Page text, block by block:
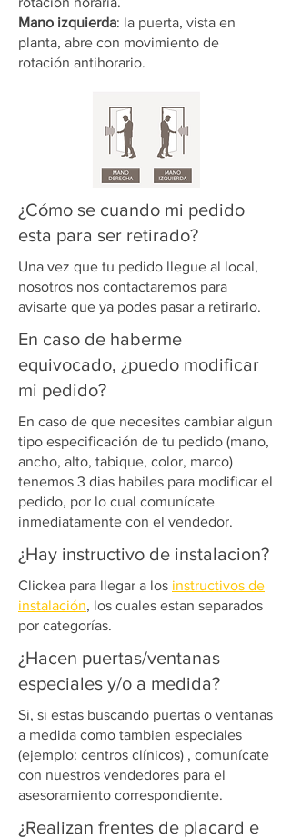
Mano izquierda: la puerta, vista en
planta, abre con movimiento de
rotación antihorario.
¿Cómo se cuando mi pedido
esta para ser retirado?
Una vez que tu pedido llegue al local,
nosotros nos contactaremos para
avisarte que ya podes pasar a retirarlo.
En caso de haberme
equivocado, ¿puedo modificar
mi pedido?
En caso de que necesites cambiar algun
tipo especificación de tu pedido (mano,
ancho, alto, tabique, color, marco)
tenemos 3 dias habiles para modificar el
pedido, por lo cual comunícate
inmediatamente con el vendedor.
¿Hay instructivo de instalacion?
Clickea para llegar a los instructivos de
instalación, los cuales estan separados
por categorías.
¿Hacen puertas/ventanas
especiales y/o a medida?
Si, si estas buscando puertas o ventanas
a medida como tambien especiales
(ejemplo: centros clínicos) , comunícate
con nuestros vendedores para el
asesoramiento correspondiente.
¿Realizan frentes de placard e